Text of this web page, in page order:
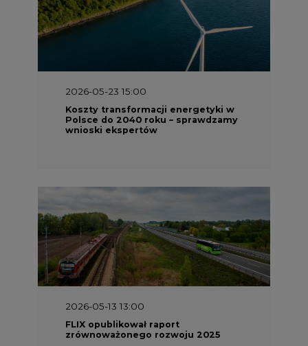
2026-05-23 15:00
Koszty transformacji energetyki w
Polsce do 2040 roku – sprawdzamy
wnioski ekspertów
2026-05-13 13:00
FLIX opublikował raport
zrównoważonego rozwoju 2025